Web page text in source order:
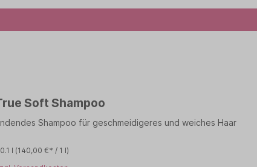
LIERAC
Papanga
Anti-Schuppen
Soft Shampoo
Shampoo für geschmeidigeres und weiches Haar
0.1 l (140,00 €* / 1 l)